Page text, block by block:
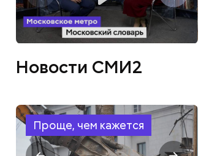
Новости СМИ2
Проще, чем кажется